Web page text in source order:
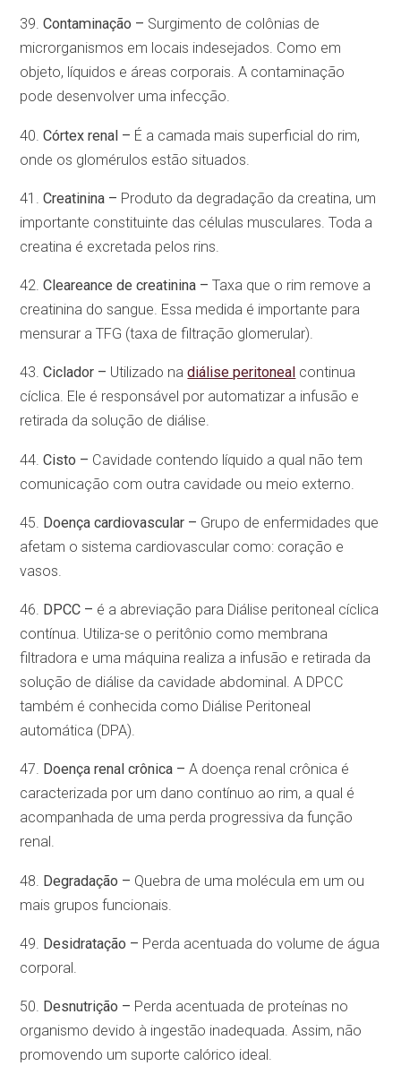
39.Contaminação – Surgimento de colônias de
microrganismos em locais indesejados. Como em
objeto, líquidos e áreas corporais. A contaminação
pode desenvolver uma infecção.
40.Córtex renal – É a camada mais superficial do rim,
onde os glomérulos estão situados.
41.Creatinina – Produto da degradação da creatina, um
importante constituinte das células musculares. Toda a
creatina é excretada pelos rins.
42.Cleareance de creatinina – Taxa que o rim remove a
creatinina do sangue. Essa medida é importante para
mensurar a TFG (taxa de filtração glomerular).
43.Ciclador – Utilizado nadiálise peritoneal continua
cíclica. Ele é responsável por automatizar a infusão e
retirada da solução de diálise.
44.Cisto – Cavidade contendo líquido a qual não tem
comunicação com outra cavidade ou meio externo.
45. Doença cardiovascular – Grupo de enfermidades que
afetam o sistema cardiovascular como: coração e
vasos.
46. DPCC – é a abreviação para Diálise peritoneal cíclica
contínua. Utiliza-se o peritônio como membrana
filtradora e uma máquina realiza a infusão e retirada da
solução de diálise da cavidade abdominal. A DPCC
também é conhecida como Diálise Peritoneal
automática (DPA).
47. Doença renal crônica – A doença renal crônica é
caracterizada por um dano contínuo ao rim, a qual é
acompanhada de uma perda progressiva da função
renal.
48. Degradação – Quebra de uma molécula em um ou
mais grupos funcionais.
49. Desidratação – Perda acentuada do volume de água
corporal.
50. Desnutrição – Perda acentuada de proteínas no
organismo devido à ingestão inadequada. Assim, não
promovendo um suporte calórico ideal.